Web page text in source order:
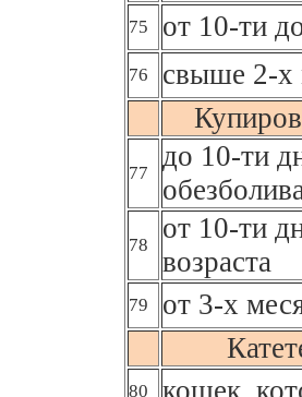
75 от 10-ти
76
свыше 2-х
77
до 10-ти
78
от 10-ти
возраста
79
от 3-х
80 кошек,